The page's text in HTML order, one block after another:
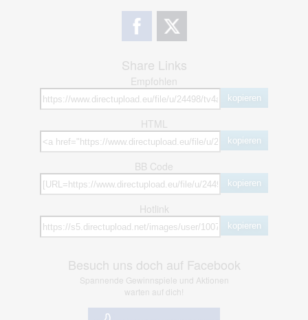
Share Links
Empfohlen
kopieren
HTML
kopieren
BB Code
kopieren
Hotlink
kopieren
Besuch uns doch auf Facebook
Spannende Gewinnspiele und Aktionen
warten auf dich!